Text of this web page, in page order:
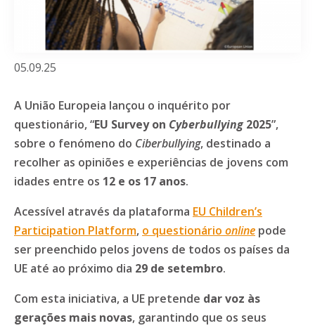
05.09.25
A União Europeia lançou o inquérito por
questionário, “EU Survey on Cyberbullying2025”,
sobre o fenómeno do Ciberbullying, destinado a
recolher as opiniões e experiências de jovens com
idades entre os 12 e os 17 anos.
Acessível através da plataforma EU Children’s
Participation Platform, o questionário online pode
ser preenchido pelos jovens de todos os países da
UE até ao próximo dia 29 de setembro.
Com esta iniciativa, a UE pretende dar voz às
gerações mais novas, garantindo que os seus